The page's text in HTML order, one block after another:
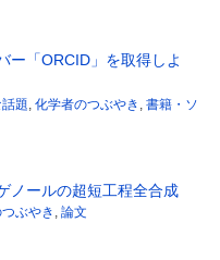
ー「ORCID」を取得しよ
題, 化学者のつぶやき , 書籍・ソ
ノールの超短工程全合成
ぶやき , 論文